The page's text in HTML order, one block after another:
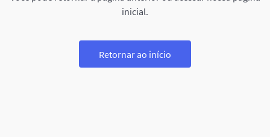
inicial.
Retornar ao início